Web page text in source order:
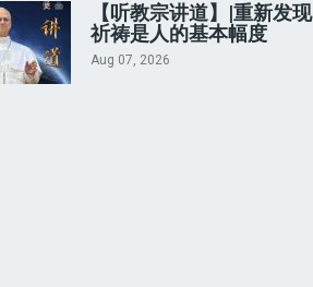
【听教宗讲道】|重新发现
祈祷是人的基本幅度
Aug 07, 2026